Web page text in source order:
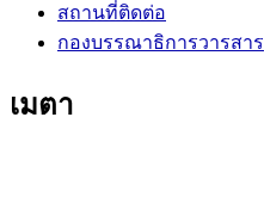
สถานที่ติดต่อ
กองบรรณาธิการวารสาร
เมตา